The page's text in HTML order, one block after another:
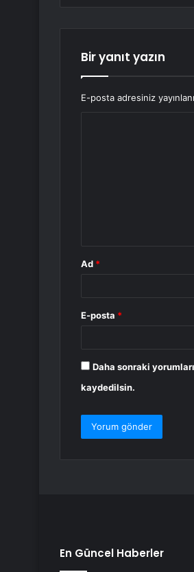
Bir yanıt yazın
E-posta adresiniz
Ad *
E-posta *
Daha sonraki
kaydedilsin.
En Güncel Haberler